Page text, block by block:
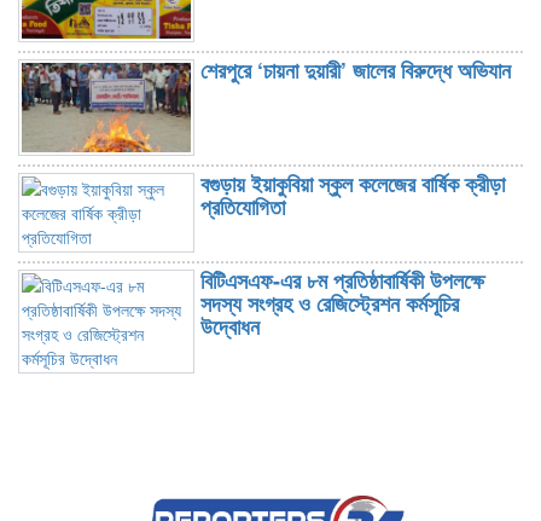
শেরপুরে ‘চায়না দুয়ারী’ জালের বিরুদ্ধে অভিযান
বগুড়ায় ইয়াকুবিয়া স্কুল কলেজের বার্ষিক ক্রীড়া
প্রতিযোগিতা
বিটিএসএফ-এর ৮ম প্রতিষ্ঠাবার্ষিকী উপলক্ষে
সদস্য সংগ্রহ ও রেজিস্ট্রেশন কর্মসূচির
উদ্বোধন